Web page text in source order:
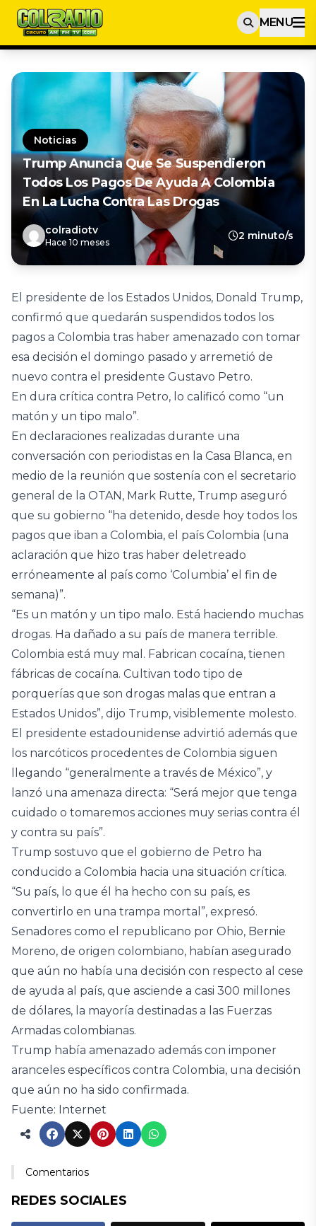
MENU
Noticias
Trump Anuncia Que Se Suspendieron
Todos Los Pagos De Ayuda A Colombia
En La Lucha Contra Las Drogas
colradiotv
Hace 10 meses
2 minuto/s
El presidente de los Estados Unidos, Donald Trump,
confirmó que quedarán suspendidos todos los
pagos a Colombia tras haber amenazado con tomar
esa decisión el domingo pasado y arremetió de
nuevo contra el presidente Gustavo Petro.
En dura crítica contra Petro, lo calificó como “un
matón y un tipo malo”.
En declaraciones realizadas durante una
conversación con periodistas en la Casa Blanca, en
medio de la reunión que sostenía con el secretario
general de la OTAN, Mark Rutte, Trump aseguró
que su gobierno “ha detenido, desde hoy todos los
pagos que iban a Colombia, el país Colombia (una
aclaración que hizo tras haber deletreado
erróneamente al país como ‘Columbia’ el fin de
semana)”.
“Es un matón y un tipo malo. Está haciendo muchas
drogas. Ha dañado a su país de manera terrible.
Colombia está muy mal. Fabrican cocaína, tienen
fábricas de cocaína. Cultivan todo tipo de
porquerías que son drogas malas que entran a
Estados Unidos”, dijo Trump, visiblemente molesto.
El presidente estadounidense advirtió además que
los narcóticos procedentes de Colombia siguen
llegando “generalmente a través de México”, y
lanzó una amenaza directa: “Será mejor que tenga
cuidado o tomaremos acciones muy serias contra él
y contra su país”.
Trump sostuvo que el gobierno de Petro ha
conducido a Colombia hacia una situación crítica.
“Su país, lo que él ha hecho con su país, es
convertirlo en una trampa mortal”, expresó.
Senadores como el republicano por Ohio, Bernie
Moreno, de origen colombiano, habían asegurado
que aún no había una decisión con respecto al cese
de ayuda al país, que asciende a casi 300 millones
de dólares, la mayoría destinadas a las Fuerzas
Armadas colombianas.
Trump había amenazado además con imponer
aranceles específicos contra Colombia, una decisión
que aún no ha sido confirmada.
Fuente: Internet
Comentarios
REDES SOCIALES